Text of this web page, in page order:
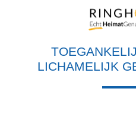
LICHAMELIJK